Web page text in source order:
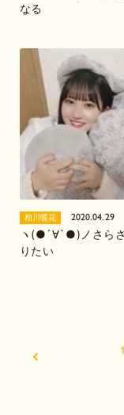
なる
相川暖花 2020.04.29
ヽ(●´∀`●)ノさら
りたい
1